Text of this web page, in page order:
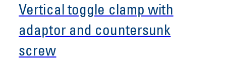
Vertical toggle clamp with
adaptor and countersunk
screw